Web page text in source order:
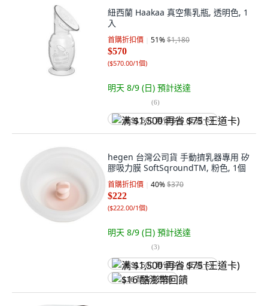
紐西蘭 Haakaa 真空集乳瓶, 透明色, 1
入
首購折扣價 51%$1,180
$570
($570.00/1個)
明天 8/9 (日) 預計送達
(6)
满 $1,500 再省 $75 (王道卡)
hegen 台灣公司貨 手動擠乳器專用 矽
膠吸力膜 SoftSqroundTM, 粉色, 1個
首購折扣價 40%$370
$222
($222.00/1個)
明天 8/9 (日) 預計送達
(3)
满 $1,500 再省 $75 (王道卡)
$16 酷澎幣回饋